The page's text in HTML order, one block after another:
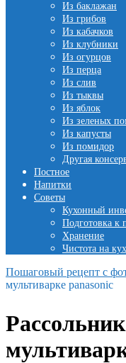
Из баклажан
Из грибов
Из кабачков
Из клубники
Из огурцов
Из перца
Из слив
Из тыквы
Из яблок
Из зеленых
Из капусты
Из помидор
Другая
Постное
Напитки
Советы
Кухонный
Подготовка к
Хранение
Чистота на
Пошаговый рецепт с
мультиварке panasonic